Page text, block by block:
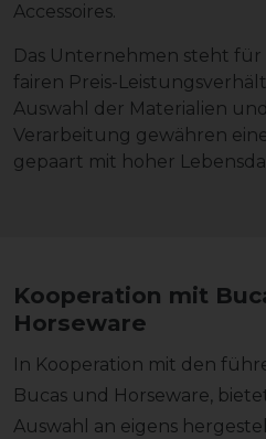
Accessoires.
Das Unternehmen steht
fairen Preis-
Auswahl der Materialien
Verarbeitung gewähren
gepaart mit hoher
Kooperation mit
Horseware
In Kooperation mit den
Bucas und Horseware,
Auswahl an eigens